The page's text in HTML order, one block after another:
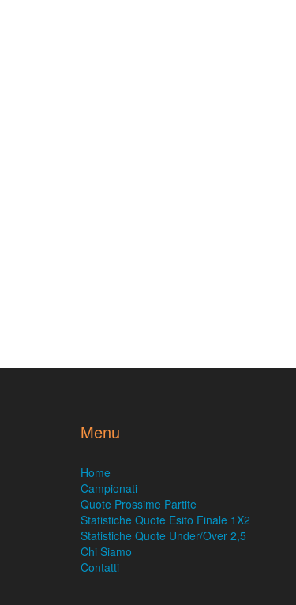
Menu
Home
Campionati
Quote Prossime Partite
Statistiche Quote Esito Finale 1X2
Statistiche Quote Under/Over 2,5
Chi Siamo
Contatti